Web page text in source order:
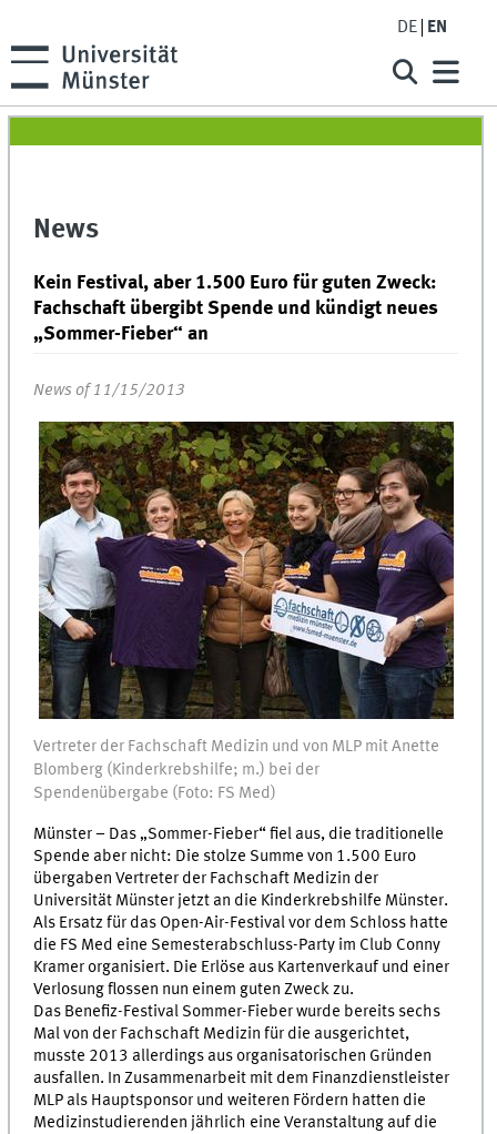
DE EN
News
Kein Festival, aber 1.500 Euro für guten Zweck:
Fachschaft übergibt Spende und kündigt neues
„Sommer-Fieber“ an
News of 11/15/2013
Vertreter der Fachschaft Medizin und von MLP mit Anette
Blomberg (Kinderkrebshilfe; m.) bei der
Spendenübergabe (Foto: FS Med)
Münster – Das „Sommer-Fieber“ fiel aus, die traditionelle
Spende aber nicht: Die stolze Summe von 1.500 Euro
übergaben Vertreter der Fachschaft Medizin der
Universität Münster jetzt an die Kinderkrebshilfe Münster.
Als Ersatz für das Open-Air-Festival vor dem Schloss hatte
die FS Med eine Semesterabschluss-Party im Club Conny
Kramer organisiert. Die Erlöse aus Kartenverkauf und einer
Verlosung flossen nun einem guten Zweck zu.
Das Benefiz-Festival Sommer-Fieber wurde bereits sechs
Mal von der Fachschaft Medizin für die ausgerichtet,
musste 2013 allerdings aus organisatorischen Gründen
ausfallen. In Zusammenarbeit mit dem Finanzdienstleister
MLP als Hauptsponsor und weiteren Fördern hatten die
Medizinstudierenden jährlich eine Veranstaltung auf die